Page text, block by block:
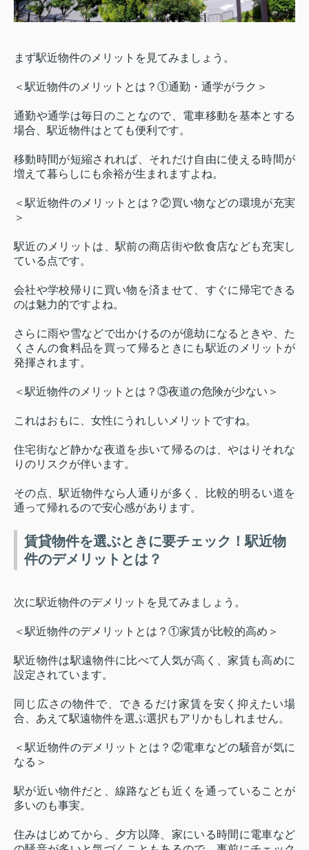
まず駅近物件のメリットを見てみましょう。
＜駅近物件のメリットとは？①通勤・通学がラク＞
通勤や通学は毎日のことなので、電車移動を基本とする
場合、駅近物件はとても便利です。
移動時間が短縮されれば、それだけ自由に使える時間が
増えて暮らしにも余裕が生まれますよね。
＜駅近物件のメリットとは？②買い物などの環境が充実
＞
駅近のメリットは、駅前の商店街や飲食店なども充実し
ている点です。
会社や学校帰りに買い物を済ませて、すぐに帰宅できる
のは魅力的ですよね。
さらに雨や雪などで出かけるのが億劫になるときや、た
くさんの食料品を買って帰るときにも駅近のメリットが
発揮されます。
＜駅近物件のメリットとは？③夜道の危険が少ない＞
これはおもに、女性にうれしいメリットですね。
住宅街など静かな夜道を歩いて帰るのは、やはりそれな
りのリスクが伴います。
その点、駅近物件なら人通りが多く、比較的明るい道を
通って帰れるので安心感があります。
賃貸物件を選ぶときに要チェック！駅近物
件のデメリットとは？
次に駅近物件のデメリットを見てみましょう。
＜駅近物件のデメリットとは？①家賃が比較的高め＞
駅近物件は駅遠物件に比べて人気が高く、家賃も高めに
設定されています。
同じ広さの物件で、できるだけ家賃を安く抑えたい場
合、あえて駅遠物件を選ぶ選択もアリかもしれません。
＜駅近物件のデメリットとは？②電車などの騒音が気に
なる＞
駅が近い物件だと、線路なども近くを通っていることが
多いのも事実。
住みはじめてから、夕方以降、家にいる時間に電車など